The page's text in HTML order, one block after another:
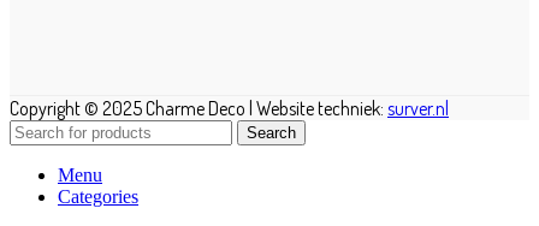
Copyright © 2025 Charme Deco | Website techniek: surver.nl
Search
Menu
Categories